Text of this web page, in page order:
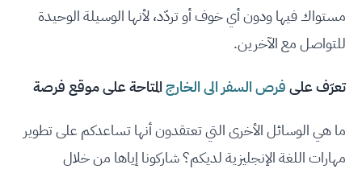
مستواك فيها ودون أي خوف أو تردّد، لأنها الوسيلة الوحيدة
للتواصل مع الآخرين.
تعرّف علىفرص السفر الى الخارجالمتاحة على موقع فرصة
ما هي الوسائل الأخرى التي تعتقدون أنها تساعدكم على تطوير
مهارات اللغة الإنجليزية لديكم؟ شاركونا إياها من خلال